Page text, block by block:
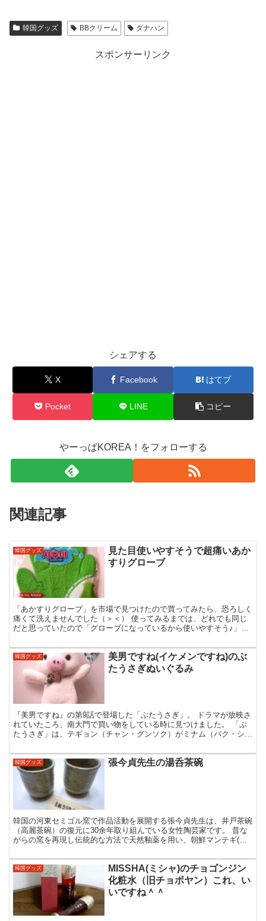
韓国グッズ BBクリーム ダナハン
スポンサーリンク
シェアする
X Facebook はてブ
Pocket LINE コピー
やーっぱKOREA！をフォローする
関連記事
韓国グッズ
見た目使いやすそうで超痛いあか
すりグローブ
「あかすりグローブ」を市場で見つけたので買ってみたら、恐ろしく
痛くて洗えませんでした（＞＜） 使ってみるまでは、どれでも同じ
だと思っていたので「グローブになっているから使いやすそう♪」と
韓国グッズ
美男ですね(イケメンですね)のぶ
たうさぎぬいぐるみ
『美男ですね』の第9話で登場した「ぶたうさぎ」。 ドラマが放映さ
れていたころ、南大門で買い物をしている時に見つけました。 「ぶ
たうさぎ」は、テギョン（チャン・グンソク）がミナム（パク・シ
韓国グッズ 張今貞先生の湯呑茶碗
韓国の河東セミゴル窯で作品活動を展開する張今貞先生は、井戸茶碗
（高麗茶碗）の復元に30余年取り組んでいる女性陶芸家です。 昔な
がらの窯を再現し伝統的な方法で天然釉薬を用い、朝鮮マンテギ(縄
韓国グッズ
MISSHA(ミシャ)のチョゴンジン
化粧水（旧チョボヤン）これ、い
いですね＾＾